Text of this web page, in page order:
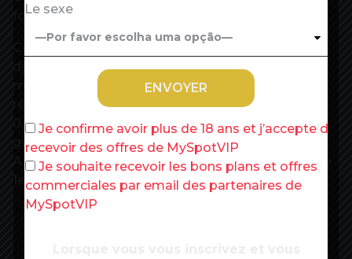
fonctionne de manière similaire.
Ces deux livrets ont vécu une année 2019
dynamique, avec une collecte nette de plus de 16
milliards d’euros, en dépit d’un taux de
rémunération à son plus bas niveau historique,
0,75%, et qui vient d’être encore abaissé par le
gouvernement. Le taux de rémunération du Livret
A, tout comme celui du LDDS, est tombé à 0,5% le
1er févrie
Le sexe
Je confirme avoir plus de 18 ans et j’accepte de
recevoir des offres de MySpotVIP
Je souhaite recevoir les bons plans et offres
commerciales par email des partenaires de
MySpotVIP